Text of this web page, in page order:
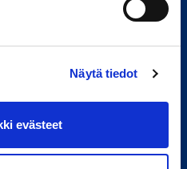
Näytä tiedot
evästeet
tekijä.
/Norja/Ruotsi